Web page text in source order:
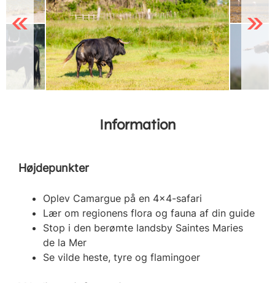
Previous Next
Information
Højdepunkter
Oplev Camargue på en 4x4-safari
Lær om regionens flora og fauna af din guide
Stop i den berømte landsby Saintes Maries
de la Mer
Se vilde heste, tyre og flamingoer